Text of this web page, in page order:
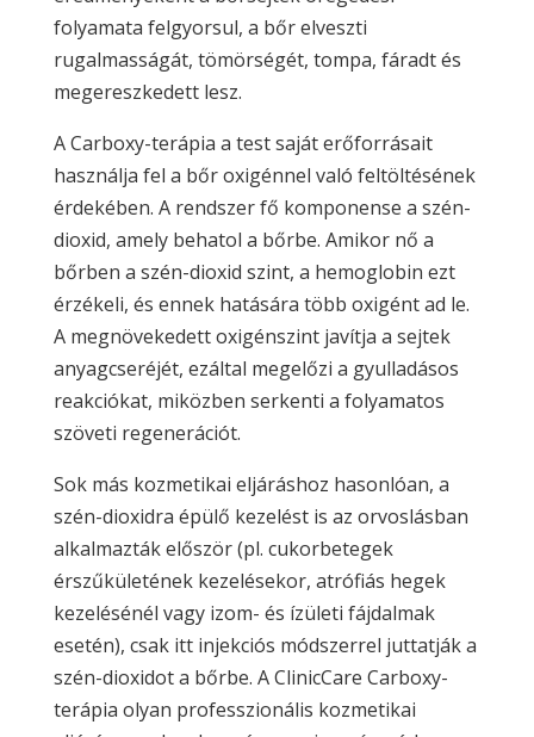
folyamata felgyorsul, a bőr elveszti
rugalmasságát, tömörségét, tompa, fáradt és
megereszkedett lesz.
A Carboxy-terápia a test saját erőforrásait
használja fel a bőr oxigénnel való feltöltésének
érdekében. A rendszer fő komponense a szén-
dioxid, amely behatol a bőrbe. Amikor nő a
bőrben a szén-dioxid szint, a hemoglobin ezt
érzékeli, és ennek hatására több oxigént ad le.
A megnövekedett oxigénszint javítja a sejtek
anyagcseréjét, ezáltal megelőzi a gyulladásos
reakciókat, miközben serkenti a folyamatos
szöveti regenerációt.
Sok más kozmetikai eljáráshoz hasonlóan, a
szén-dioxidra épülő kezelést is az orvoslásban
alkalmazták először (pl. cukorbetegek
érszűkületének kezelésekor, atrófiás hegek
kezelésénél vagy izom- és ízületi fájdalmak
esetén), csak itt injekciós módszerrel juttatják a
szén-dioxidot a bőrbe. A ClinicCare Carboxy-
terápia olyan professzionális kozmetikai